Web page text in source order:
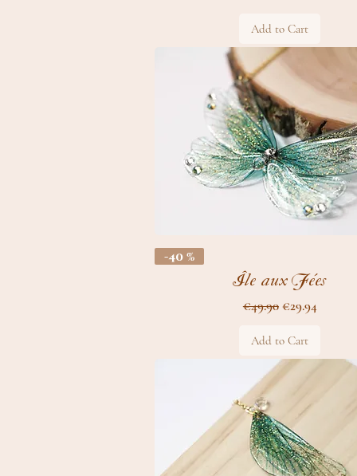
Add to Cart
-40 %
Île aux Fées
Regular Price
€49.90Sale Price
€29.94
Add to Cart